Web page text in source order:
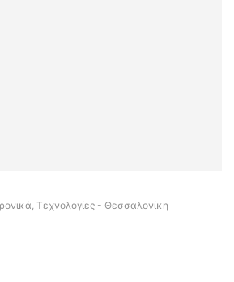
Τεχνολογίες - Θεσσαλονίκη